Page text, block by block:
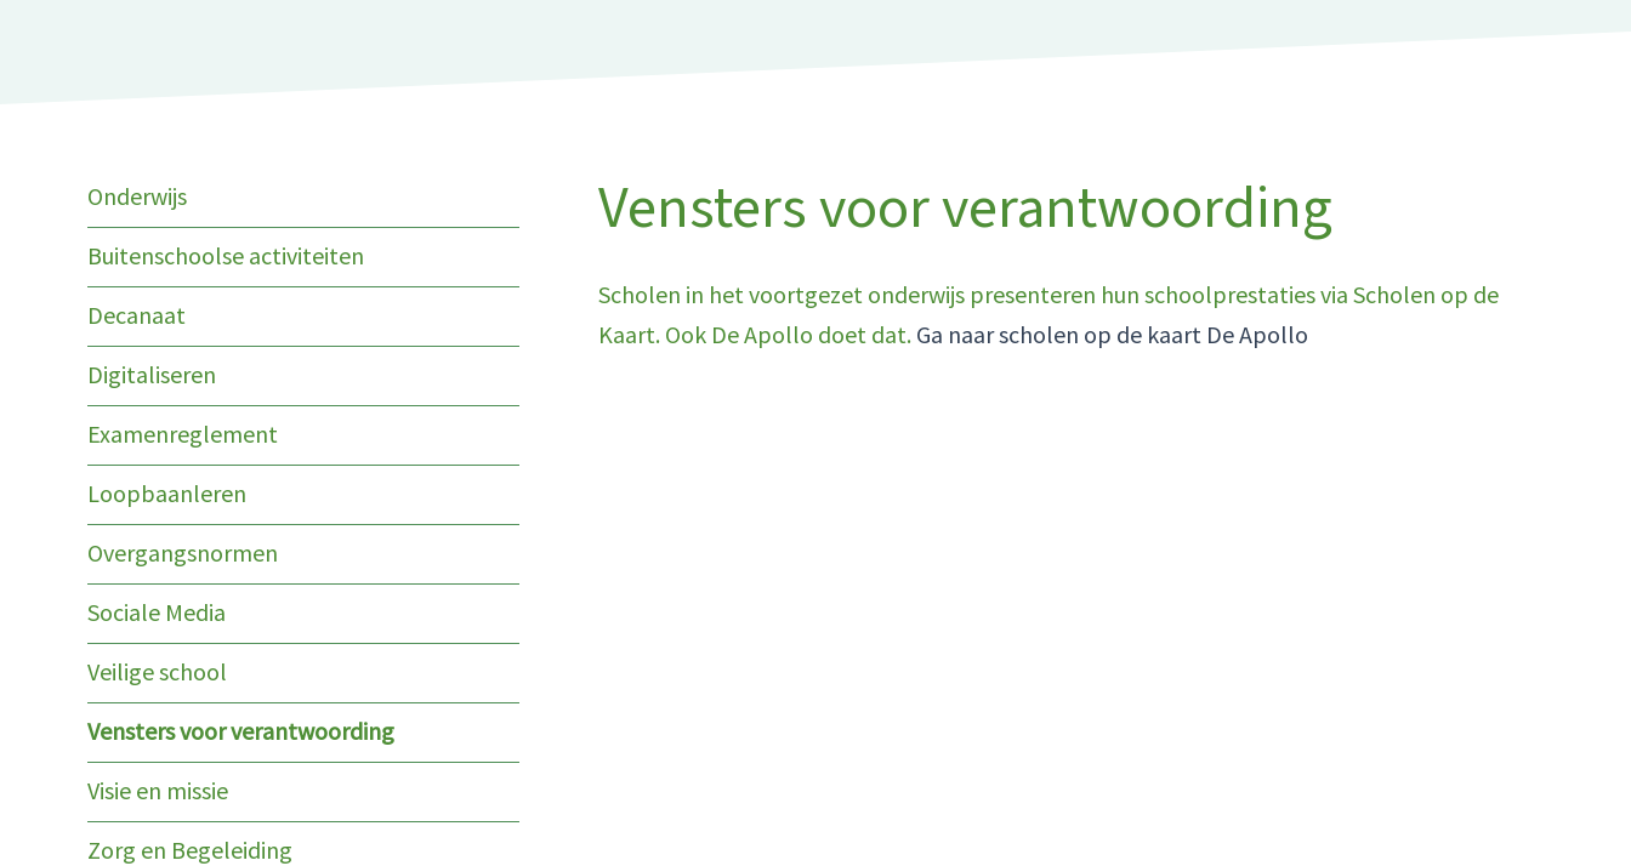
Onderwijs
Buitenschoolse activiteiten
Decanaat
Digitaliseren
Examenreglement
Loopbaanleren
Overgangsnormen
Sociale Media
Veilige school
Vensters voor verantwoording
Visie en missie
Zorg en Begeleiding
Vensters voor verantwoording
Scholen in het voortgezet onderwijs presenteren hun schoolprestaties via Scholen op de
Kaart. Ook De Apollo doet dat. Ga naar scholen op de kaart De Apollo